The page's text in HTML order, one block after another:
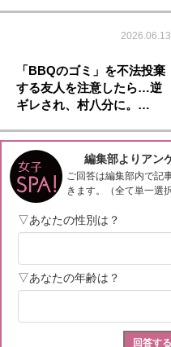
2026.06.13
「BBQのゴミ」を不法投棄
する友人を注意したら…逆
ギレされ、村八分に。…